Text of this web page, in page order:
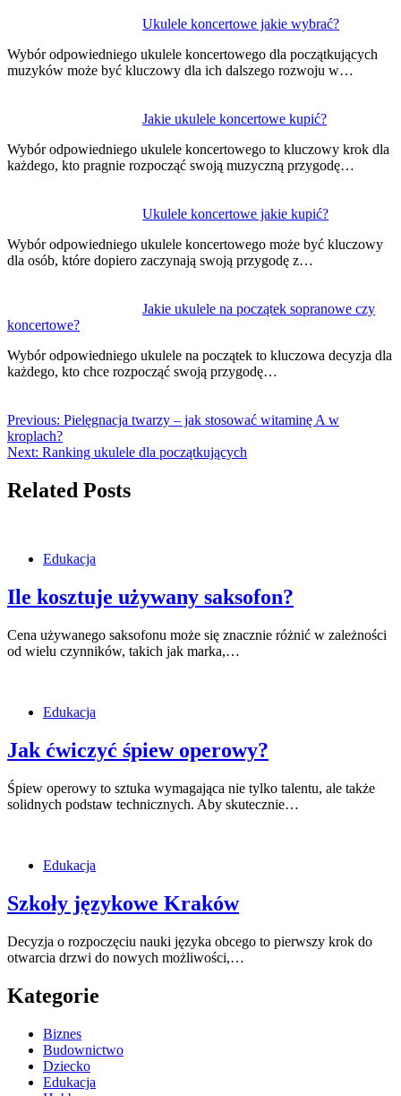
Ukulele koncertowe jakie wybrać?
Wybór odpowiedniego ukulele koncertowego dla początkujących
muzyków może być kluczowy dla ich dalszego rozwoju w…
Jakie ukulele koncertowe kupić?
Wybór odpowiedniego ukulele koncertowego to kluczowy krok dla
każdego, kto pragnie rozpocząć swoją muzyczną przygodę…
Ukulele koncertowe jakie kupić?
Wybór odpowiedniego ukulele koncertowego może być kluczowy
dla osób, które dopiero zaczynają swoją przygodę z…
Jakie ukulele na początek sopranowe czy
koncertowe?
Wybór odpowiedniego ukulele na początek to kluczowa decyzja dla
każdego, kto chce rozpocząć swoją przygodę…
Previous: Pielęgnacja twarzy – jak stosować witaminę A w
kroplach?
Next: Ranking ukulele dla początkujących
Related Posts
Edukacja
Ile kosztuje używany saksofon?
Cena używanego saksofonu może się znacznie różnić w zależności
od wielu czynników, takich jak marka,…
Edukacja
Jak ćwiczyć śpiew operowy?
Śpiew operowy to sztuka wymagająca nie tylko talentu, ale także
solidnych podstaw technicznych. Aby skutecznie…
Edukacja
Szkoły językowe Kraków
Decyzja o rozpoczęciu nauki języka obcego to pierwszy krok do
otwarcia drzwi do nowych możliwości,…
Kategorie
Biznes
Budownictwo
Dziecko
Edukacja